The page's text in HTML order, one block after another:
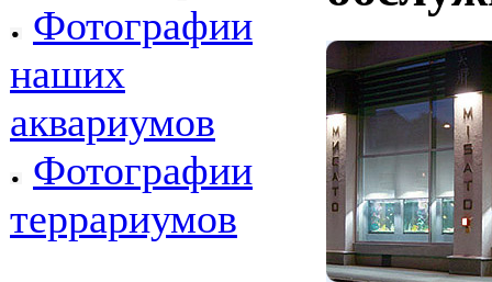
Фотографии
наших
аквариумов
Фотографии
террариумов